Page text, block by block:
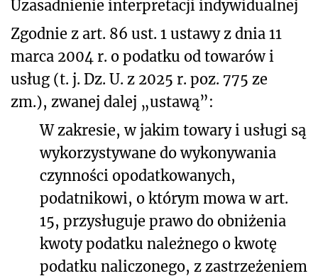
Uzasadnienie interpretacji indywidualnej
Zgodnie z art. 86 ust. 1 ustawy z dnia 11
marca 2004 r. o podatku od towarów i
usług (t. j. Dz. U. z 2025 r. poz. 775 ze
zm.), zwanej dalej „ustawą”:
W zakresie, w jakim towary i usługi są
wykorzystywane do wykonywania
czynności opodatkowanych,
podatnikowi, o którym mowa w art.
15, przysługuje prawo do obniżenia
kwoty podatku należnego o kwotę
podatku naliczonego, z zastrzeżeniem